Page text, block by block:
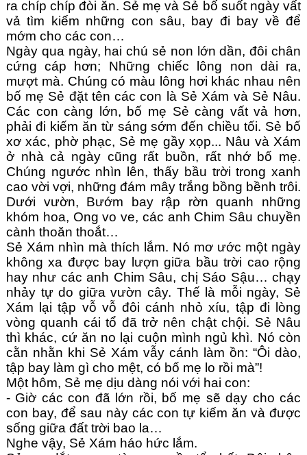
ra chíp chíp đòi ăn. Sẻ mẹ và Sẻ bố suốt ngày vất
vả tìm kiếm những con sâu, bay đi bay về để
mớm cho các con…
Ngày qua ngày, hai chú sẻ non lớn dần, đôi chân
cứng cáp hơn; Những chiếc lông non dài ra,
mượt mà. Chúng có màu lông hơi khác nhau nên
bố mẹ Sẻ đặt tên các con là Sẻ Xám và Sẻ Nâu.
Các con càng lớn, bố mẹ Sẻ càng vất vả hơn,
phải đi kiếm ăn từ sáng sớm đến chiều tối. Sẻ bố
xơ xác, phờ phạc, Sẻ mẹ gầy xọp... Nâu và Xám
ở nhà cả ngày cũng rất buồn, rất nhớ bố mẹ.
Chúng ngước nhìn lên, thấy bầu trời trong xanh
cao vời vợi, những đám mây trắng bồng bềnh trôi.
Dưới vườn, Bướm bay rập rờn quanh những
khóm hoa, Ong vo ve, các anh Chim Sâu chuyền
cành thoăn thoắt…
Sẻ Xám nhìn mà thích lắm. Nó mơ ước một ngày
không xa được bay lượn giữa bầu trời cao rộng
hay như các anh Chim Sâu, chị Sáo Sậu… chạy
nhảy tự do giữa vườn cây. Thế là mỗi ngày, Sẻ
Xám lại tập vỗ vỗ đôi cánh nhỏ xíu, tập đi lòng
vòng quanh cái tổ đã trở nên chật chội. Sẻ Nâu
thì khác, cứ ăn no lại cuộn mình ngủ khì. Nó còn
cằn nhằn khi Sẻ Xám vẫy cánh làm ồn: “Ôi dào,
tập bay làm gì cho mệt, có bố mẹ lo rồi mà”!
Một hôm, Sẻ mẹ dịu dàng nói với hai con:
- Giờ các con đã lớn rồi, bố mẹ sẽ dạy cho các
con bay, để sau này các con tự kiếm ăn và được
sống giữa đất trời bao la…
Nghe vậy, Sẻ Xám háo hức lắm.